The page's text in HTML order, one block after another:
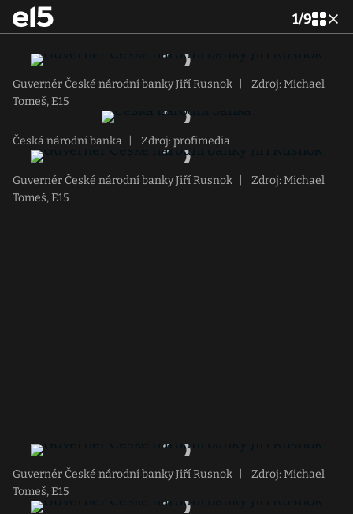
1/9
Guvernér České národní banky Jiří Rusnok
Zdroj: Michael
Tomeš, E15
Česká národní banka Zdroj: profimedia
Guvernér České národní banky Jiří Rusnok
Zdroj: Michael
Tomeš, E15
Guvernér České národní banky Jiří Rusnok
Zdroj: Michael
Tomeš, E15